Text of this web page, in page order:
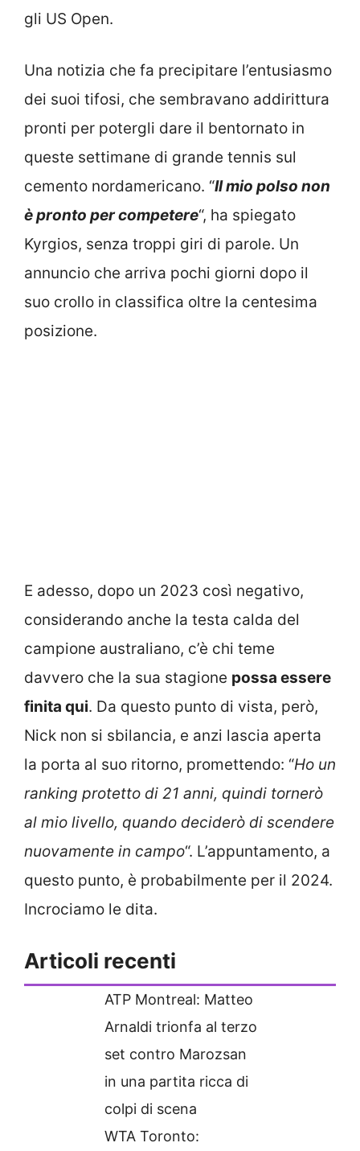
gli US Open.
Una notizia che fa precipitare l’entusiasmo
dei suoi tifosi, che sembravano addirittura
pronti per potergli dare il bentornato in
queste settimane di grande tennis sul
cemento nordamericano. “Il mio polso non
è pronto per competere“, ha spiegato
Kyrgios, senza troppi giri di parole. Un
annuncio che arriva pochi giorni dopo il
suo crollo in classifica oltre la centesima
posizione.
E adesso, dopo un 2023 così negativo,
considerando anche la testa calda del
campione australiano, c’è chi teme
davvero che la sua stagione possa essere
finita qui. Da questo punto di vista, però,
Nick non si sbilancia, e anzi lascia aperta
la porta al suo ritorno, promettendo: “Ho un
ranking protetto di 21 anni, quindi tornerò
al mio livello, quando deciderò di scendere
nuovamente in campo“. L’appuntamento, a
questo punto, è probabilmente per il 2024.
Incrociamo le dita.
Articoli recenti
ATP Montreal: Matteo
Arnaldi trionfa al terzo
set contro Marozsan
in una partita ricca di
colpi di scena
WTA Toronto: